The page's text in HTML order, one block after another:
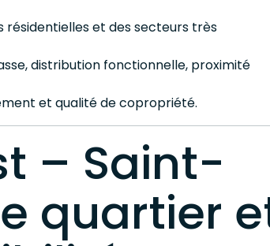
résidentielles et des secteurs très
distribution fonctionnelle, proximité
et qualité de copropriété.
– Saint-
quartier